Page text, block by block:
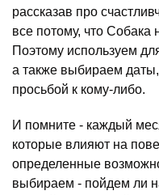
рассказав про
все потому, что Собака
Поэтому используем
а также выбираем
просьбой к кому-либо.
И помните - каждый
которые влияют на
определенные
выбираем - пойдем ли